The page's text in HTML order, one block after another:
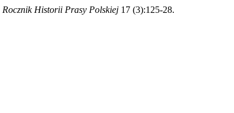
Rocznik Historii Prasy Polskiej 17 (3):125-28.